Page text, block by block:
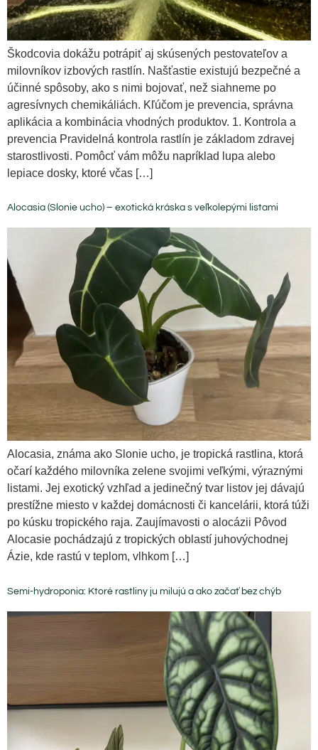
Škodcovia dokážu potrápiť aj skúsených pestovateľov a
milovníkov izbových rastlín. Našťastie existujú bezpečné a
účinné spôsoby, ako s nimi bojovať, než siahneme po
agresívnych chemikáliách. Kľúčom je prevencia, správna
aplikácia a kombinácia vhodných produktov. 1. Kontrola a
prevencia Pravidelná kontrola rastlín je základom zdravej
starostlivosti. Pomôcť vám môžu napríklad lupa alebo
lepiace dosky, ktoré včas […]
Alocasia (Slonie ucho) – exotická kráska s veľkolepými listami
Alocasia, známa ako Slonie ucho, je tropická rastlina, ktorá
očarí každého milovníka zelene svojimi veľkými, výraznými
listami. Jej exotický vzhľad a jedinečný tvar listov jej dávajú
prestížne miesto v každej domácnosti či kancelárii, ktorá túži
po kúsku tropického raja. Zaujímavosti o alocázii Pôvod
Alocasie pochádzajú z tropických oblastí juhovýchodnej
Ázie, kde rastú v teplom, vlhkom […]
Semi-hydroponia: Ktoré rastliny ju milujú a ako začať bez chýb